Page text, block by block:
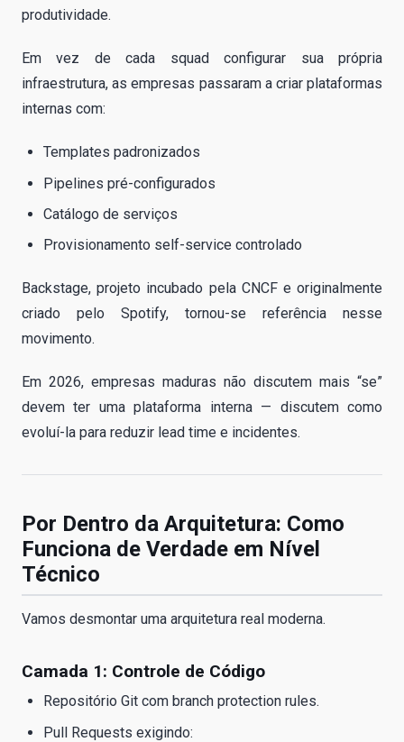
produtividade.
Em vez de cada squad configurar sua própria
infraestrutura, as empresas passaram a criar plataformas
internas com:
Templates padronizados
Pipelines pré-configurados
Catálogo de serviços
Provisionamento self-service controlado
Backstage, projeto incubado pela CNCF e originalmente
criado pelo Spotify, tornou-se referência nesse
movimento.
Em 2026, empresas maduras não discutem mais “se”
devem ter uma plataforma interna — discutem como
evoluí-la para reduzir lead time e incidentes.
Por Dentro da Arquitetura: Como
Funciona de Verdade em Nível
Técnico
Vamos desmontar uma arquitetura real moderna.
Camada 1: Controle de Código
Repositório Git com branch protection rules.
Pull Requests exigindo: